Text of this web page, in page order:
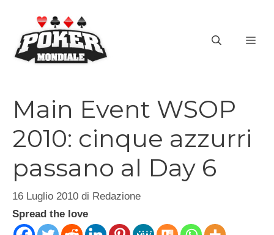
contenuto
Main Event WSOP
2010: cinque azzurri
passano al Day 6
16 Luglio 2010 di Redazione
Spread the love